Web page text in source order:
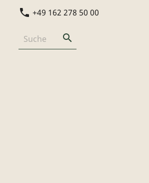
phone +49 162 278 50 00
